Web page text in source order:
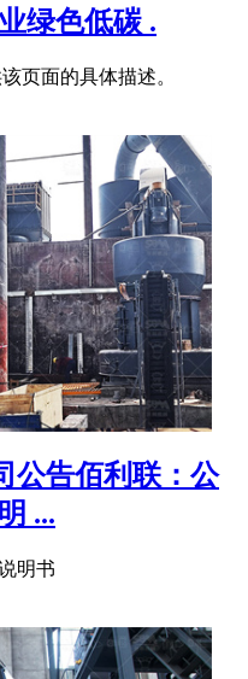
绿色低碳 .
页面的具体描述。
公告佰利联：公
...
明书